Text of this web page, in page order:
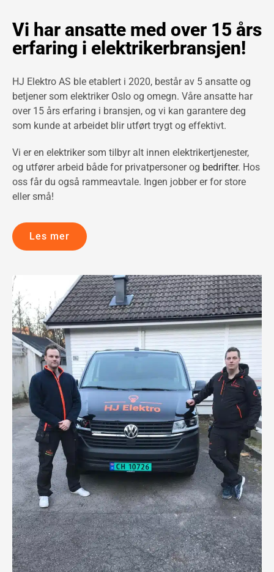
Vi har ansatte med over 15 års
erfaring i elektrikerbransjen!
HJ Elektro AS ble etablert i 2020, består av 5 ansatte og
betjener som elektriker Oslo og omegn. Våre ansatte har
over 15 års erfaring i bransjen, og vi kan garantere deg
som kunde at arbeidet blir utført trygt og effektivt.
Vi er en elektriker som tilbyr alt innen elektrikertjenester,
og utfører arbeid både for privatpersoner og bedrifter. Hos
oss får du også rammeavtale. Ingen jobber er for store
eller små!
Les mer